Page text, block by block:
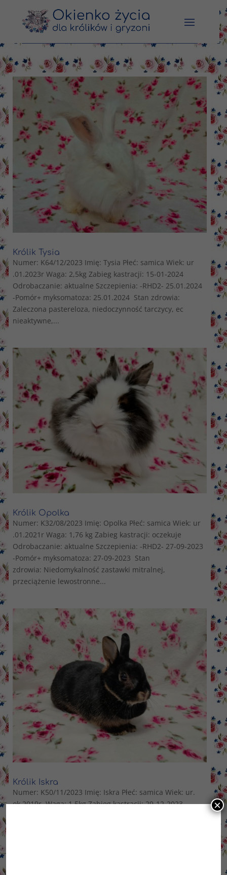
Królik Tysia
Numer: K64/12/2023 Imię: Tysia Płeć: samica Wiek: ur
.01.2023r Waga: 2,5kg Zabieg kastracji: 15-01-2024
Odrobaczanie: aktualne Szczepienia: -RHD2- 25.01.2024
-Pomór+ myksomatoza: 25.01.2024 Stan zdrowia:
Zaleczona pastereloza, niedoczynność tarczycy, ec
nieaktywne,...
Królik Opolka
Numer: K32/08/2023 Imię: Opolka Płeć: samica Wiek: ur
.01.2021r Waga: 1,76 kg Zabieg kastracji: oczekuje
Odrobaczanie: aktualne Szczepienia: -RHD2- 27-09-2023
-Pomór+ myksomatoza: 27-09-2023 Stan
zdrowia: Niedomykalność zastawki mitralnej,
przeciążenie lewostronne...
Królik Iskra
Numer: K50/11/2023 Imię: Iskra Płeć: samica Wiek: ur.
ok 2019r. Waga: 1,5kg Zabieg kastracji: 29-12-2023
×